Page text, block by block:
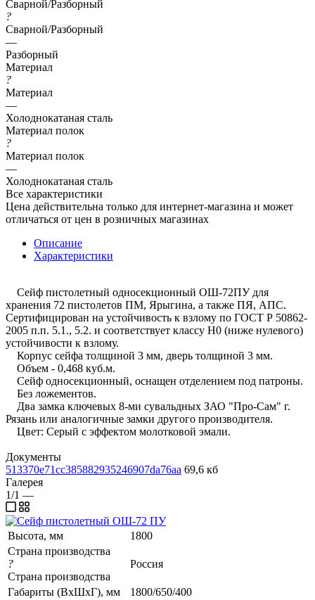
Сварной/Разборный
?
Сварной/Разборный
—
Разборный
Материал
?
Материал
—
Холоднокатаная сталь
Материал полок
?
Материал полок
—
Холоднокатаная сталь
Все характеристики
Цена действительна только для интернет-магазина и может
отличаться от цен в розничных магазинах
Описание
Характеристики
Сейф пистолетный односекционный ОШ-72ПУ для
хранения 72 пистолетов ПМ, Ярыгина, а также ПЯ, АПС.
Сертифицирован на устойчивость к взлому по ГОСТ Р 50862-
2005 п.п. 5.1., 5.2. и соответствует классу Н0 (ниже нулевого)
устойчивости к взлому.
Корпус сейфа толщиной 3 мм, дверь толщиной 3 мм.
Объем - 0,468 куб.м.
Сейф односекционный, оснащен отделением под патроны.
Без ложементов.
Два замка ключевых 8-ми сувальдных ЗАО "Про-Сам" г.
Рязань или аналогичные замки другого производителя.
Цвет: Серый с эффектом молотковой эмали.
Документы
513370e71cc385882935246907da76aa 69,6 кб
Галерея
1/1 —
Высота, мм
1800
Страна производства
?
Страна производства
Россия
Габариты (ВхШхГ), мм
1800/650/400